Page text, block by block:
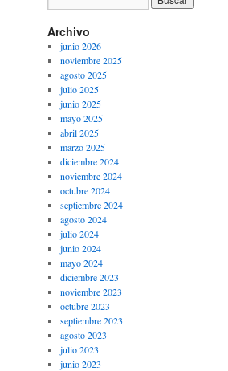
Archivo
junio 2026
noviembre 2025
agosto 2025
julio 2025
junio 2025
mayo 2025
abril 2025
marzo 2025
diciembre 2024
noviembre 2024
octubre 2024
septiembre 2024
agosto 2024
julio 2024
junio 2024
mayo 2024
diciembre 2023
noviembre 2023
octubre 2023
septiembre 2023
agosto 2023
julio 2023
junio 2023